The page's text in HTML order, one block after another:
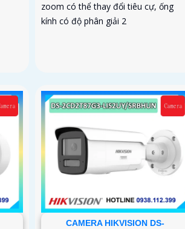
zoom có thể thay đổi tiêu cự, ống
kính có độ phân giải 2
CAMERA HIKVISION DS-